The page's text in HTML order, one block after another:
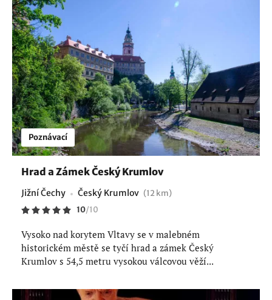
Poznávací
Hrad a Zámek Český Krumlov
Jižní Čechy Český Krumlov (12 km)
10/10
Vysoko nad korytem Vltavy se v malebném
historickém městě se tyčí hrad a zámek Český
Krumlov s 54,5 metru vysokou válcovou věží...